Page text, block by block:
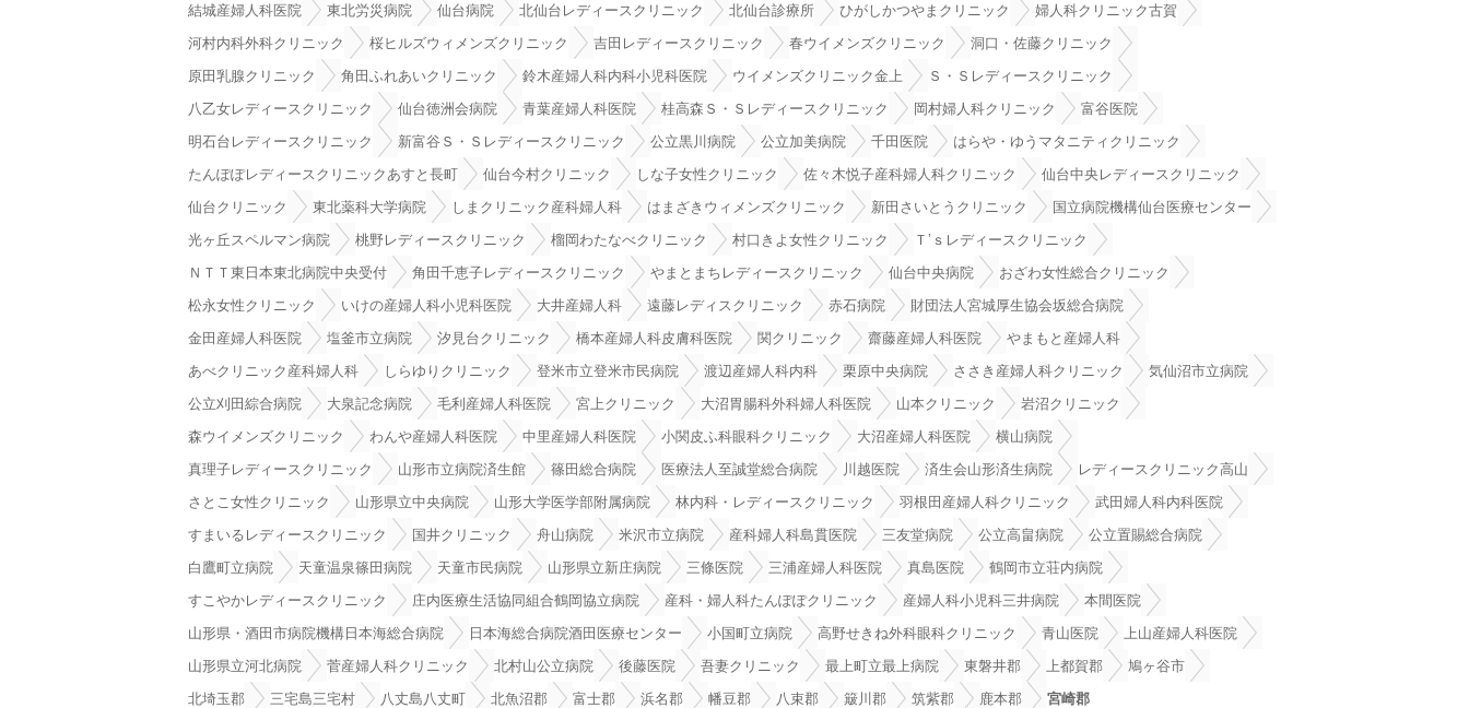
結城産婦人科医院
東北労災病院 仙台病院 北仙台レディースクリニック 北仙台診療所 ひがしかつやまクリニック
婦人科クリニック古賀
河村内科外科クリニック
桜ヒルズウィメンズクリニック 吉田レディースクリニック 春ウイメンズクリニック
洞口・佐藤クリニック
原田乳腺クリニック
角田ふれあいクリニック 鈴木産婦人科内科小児科医院 ウイメンズクリニック金上
Ｓ・Ｓレディースクリニック
八乙女レディースクリニック
仙台徳洲会病院 青葉産婦人科医院 桂高森Ｓ・Ｓレディースクリニック 岡村婦人科クリニック
富谷医院
明石台レディースクリニック
新富谷Ｓ・Ｓレディースクリニック 公立黒川病院 公立加美病院 千田医院
はらや・ゆうマタニティクリニック
たんぽぽレディースクリニックあすと長町
仙台今村クリニック しな子女性クリニック 佐々木悦子産科婦人科クリニック
仙台中央レディースクリニック
仙台クリニック
東北薬科大学病院 しまクリニック産科婦人科 はまざきウィメンズクリニック 新田さいとうクリニック
国立病院機構仙台医療センター
光ヶ丘スペルマン病院
桃野レディースクリニック 榴岡わたなべクリニック 村口きよ女性クリニック
Ｔ’ｓレディースクリニック
ＮＴＴ東日本東北病院中央受付
角田千恵子レディースクリニック やまとまちレディースクリニック 仙台中央病院
おざわ女性総合クリニック
松永女性クリニック
いけの産婦人科小児科医院 大井産婦人科 遠藤レディスクリニック 赤石病院
財団法人宮城厚生協会坂総合病院
金田産婦人科医院
塩釜市立病院 汐見台クリニック 橋本産婦人科皮膚科医院 関クリニック 齋藤産婦人科医院
やまもと産婦人科
あべクリニック産科婦人科
しらゆりクリニック 登米市立登米市民病院 渡辺産婦人科内科 栗原中央病院 ささき産婦人科クリニック
気仙沼市立病院
公立刈田綜合病院
大泉記念病院 毛利産婦人科医院 宮上クリニック 大沼胃腸科外科婦人科医院 山本クリニック
岩沼クリニック
森ウイメンズクリニック
わんや産婦人科医院 中里産婦人科医院 小関皮ふ科眼科クリニック 大沼産婦人科医院
横山病院
真理子レディースクリニック
山形市立病院済生館 篠田総合病院 医療法人至誠堂総合病院 川越医院 済生会山形済生病院
レディースクリニック高山
さとこ女性クリニック
山形県立中央病院 山形大学医学部附属病院 林内科・レディースクリニック 羽根田産婦人科クリニック
武田婦人科内科医院
すまいるレディースクリニック
国井クリニック 舟山病院 米沢市立病院 産科婦人科島貫医院 三友堂病院 公立高畠病院
公立置賜総合病院
白鷹町立病院
天童温泉篠田病院 天童市民病院 山形県立新庄病院 三條医院 三浦産婦人科医院 真島医院
鶴岡市立荘内病院
すこやかレディースクリニック
庄内医療生活協同組合鶴岡協立病院 産科・婦人科たんぽぽクリニック 産婦人科小児科三井病院
本間医院
山形県・酒田市病院機構日本海総合病院
日本海総合病院酒田医療センター 小国町立病院 高野せきね外科眼科クリニック 青山医院
上山産婦人科医院
山形県立河北病院
菅産婦人科クリニック 北村山公立病院 後藤医院 吾妻クリニック 最上町立最上病院 東磐井郡 上都賀郡
鳩ヶ谷市
北埼玉郡
三宅島三宅村 八丈島八丈町 北魚沼郡 富士郡 浜名郡 幡豆郡 八束郡 簸川郡 筑紫郡 鹿本郡 宮崎郡